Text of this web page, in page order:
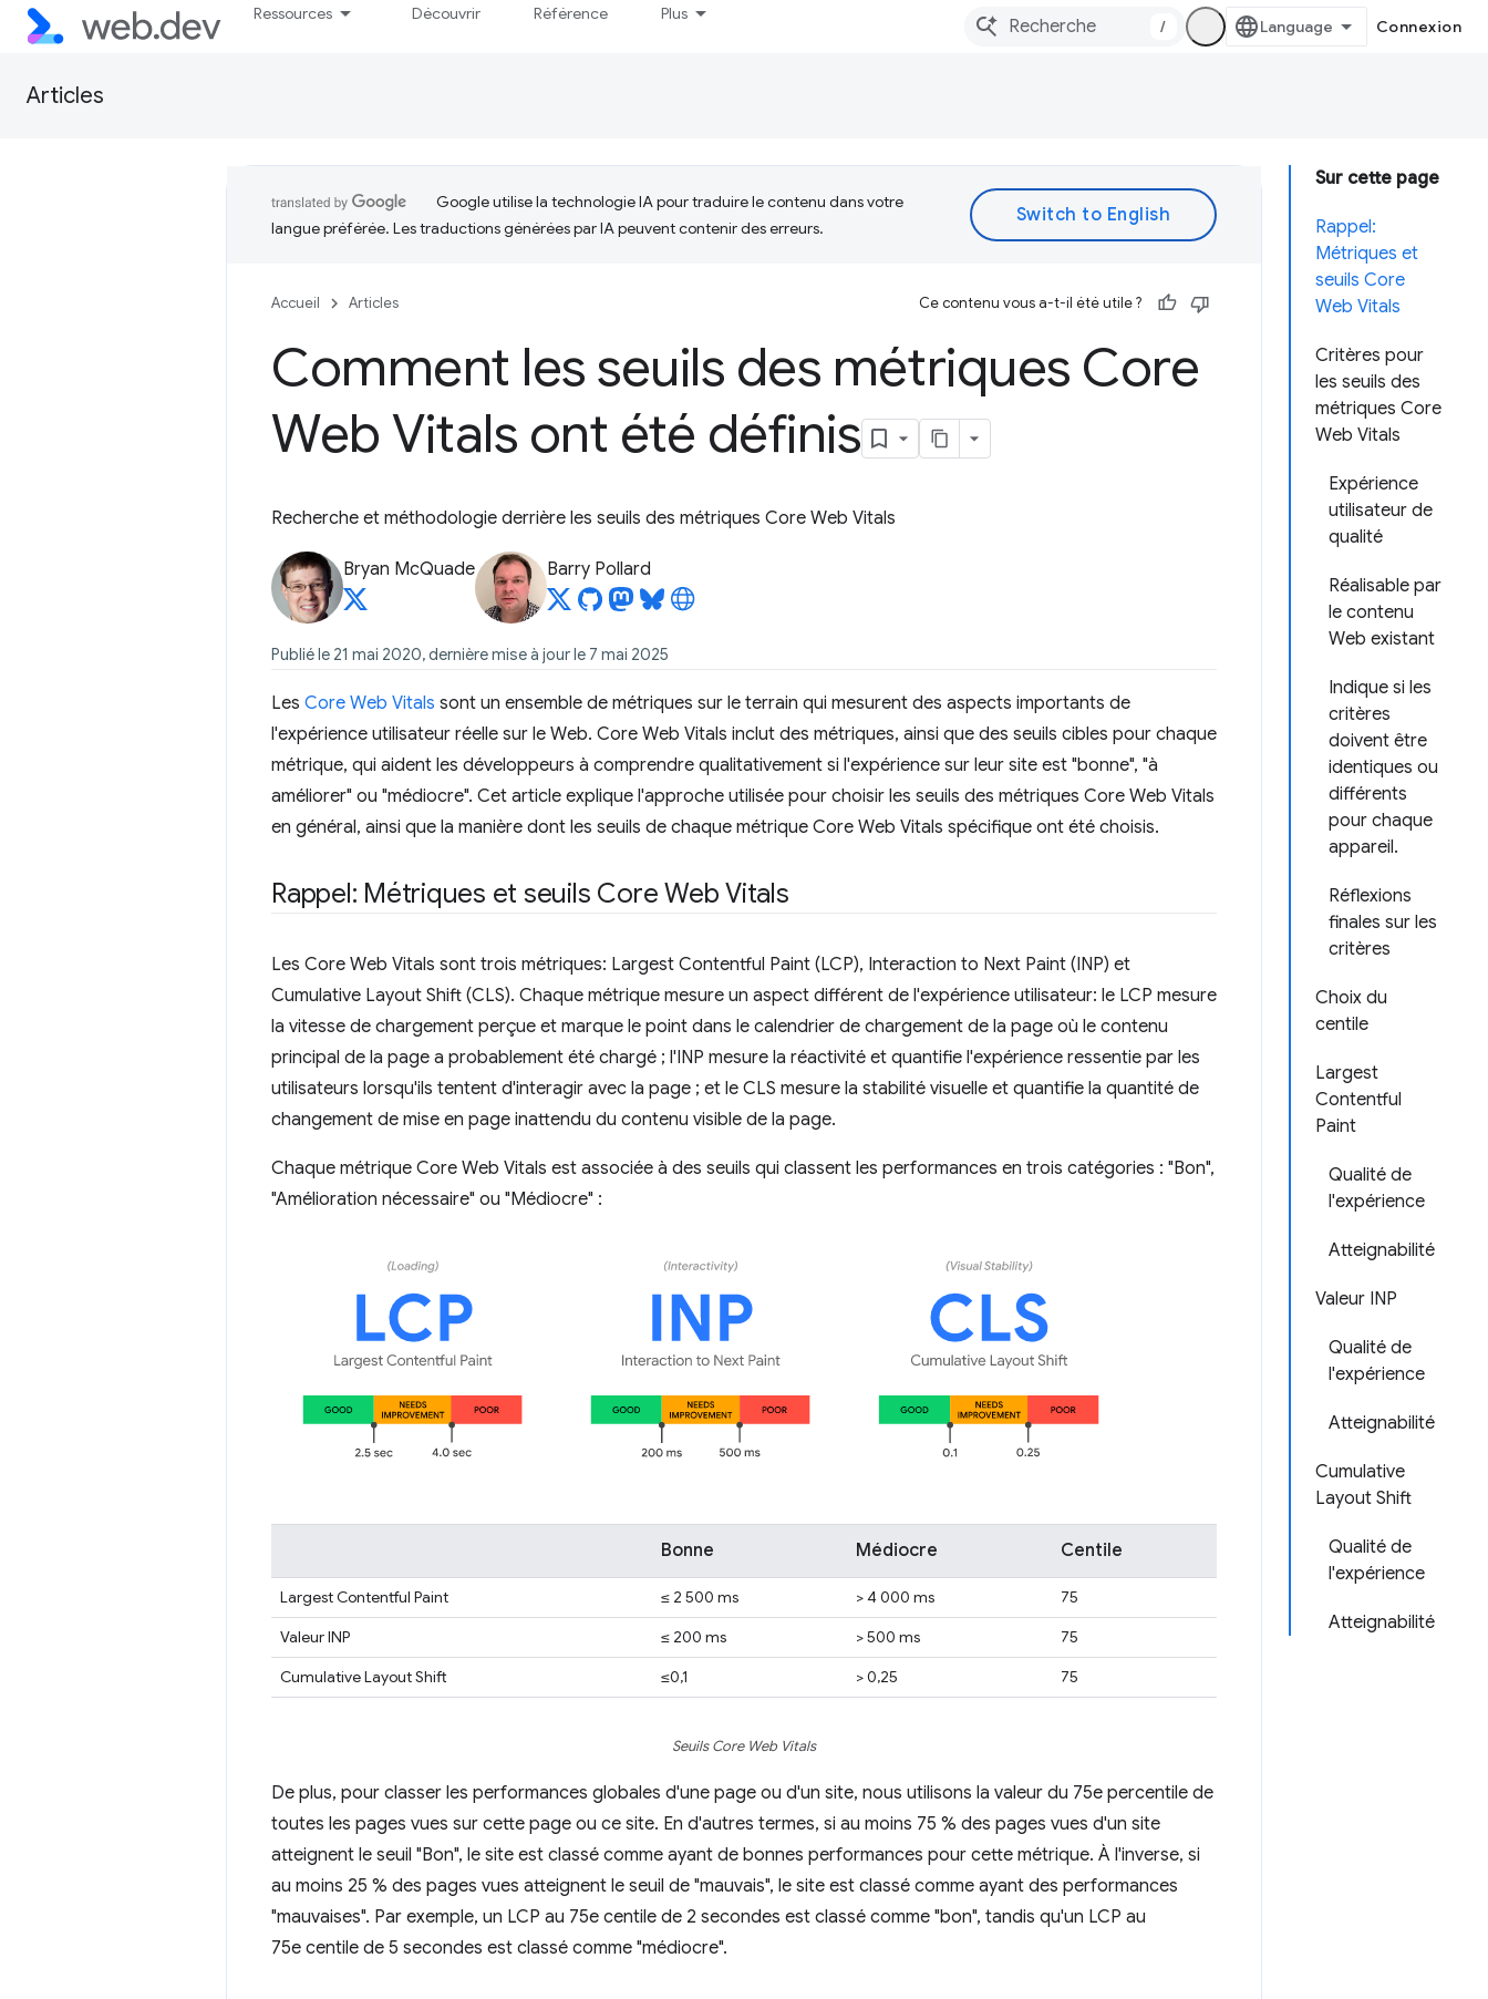
Ressources Découvrir Référence Plus
/ Connexion
Articles
Sur cette page
Rappel:
Métriques et
seuils Core
Web Vitals
Critères pour
les seuils des
métriques Core
Web Vitals
Expérience
utilisateur de
qualité
Réalisable par
le contenu
Web existant
Indique si les
critères
doivent être
identiques ou
différents
pour chaque
appareil.
Réflexions
finales sur les
critères
Choix du
centile
Largest
Contentful
Paint
Qualité de
l'expérience
Atteignabilité
Valeur INP
Qualité de
l'expérience
Atteignabilité
Cumulative
Layout Shift
Qualité de
l'expérience
Atteignabilité
Google utilise la technologie IA pour traduire le contenu dans votre
langue préférée. Les traductions générées par IA peuvent contenir des erreurs.
Accueil Articles Ce contenu vous a-t-il été utile ?
Comment les seuils des métriques Core
Web Vitals ont été définis
Recherche et méthodologie derrière les seuils des métriques Core Web Vitals
Bryan McQuade Barry Pollard
Publié le 21 mai 2020, dernière mise à jour le 7 mai 2025
Les Core Web Vitals sont un ensemble de métriques sur le terrain qui mesurent des aspects importants de
l'expérience utilisateur réelle sur le Web. Core Web Vitals inclut des métriques, ainsi que des seuils cibles pour chaque
métrique, qui aident les développeurs à comprendre qualitativement si l'expérience sur leur site est "bonne", "à
améliorer" ou "médiocre". Cet article explique l'approche utilisée pour choisir les seuils des métriques Core Web Vitals
en général, ainsi que la manière dont les seuils de chaque métrique Core Web Vitals spécifique ont été choisis.
Rappel: Métriques et seuils Core Web Vitals
Les Core Web Vitals sont trois métriques: Largest Contentful Paint (LCP), Interaction to Next Paint (INP) et
Cumulative Layout Shift (CLS). Chaque métrique mesure un aspect différent de l'expérience utilisateur: le LCP mesure
la vitesse de chargement perçue et marque le point dans le calendrier de chargement de la page où le contenu
principal de la page a probablement été chargé ; l'INP mesure la réactivité et quantifie l'expérience ressentie par les
utilisateurs lorsqu'ils tentent d'interagir avec la page ; et le CLS mesure la stabilité visuelle et quantifie la quantité de
changement de mise en page inattendu du contenu visible de la page.
Chaque métrique Core Web Vitals est associée à des seuils qui classent les performances en trois catégories : "Bon",
"Amélioration nécessaire" ou "Médiocre" :
Bonne Médiocre Centile
Largest Contentful Paint ≤ 2 500 ms > 4 000 ms
75
Valeur INP
≤ 200 ms > 500 ms
75
Cumulative Layout Shift
≤0,1 > 0,25 75
Seuils Core Web Vitals
De plus, pour classer les performances globales d'une page ou d'un site, nous utilisons la valeur du 75e percentile de
toutes les pages vues sur cette page ou ce site. En d'autres termes, si au moins 75 % des pages vues d'un site
atteignent le seuil "Bon", le site est classé comme ayant de bonnes performances pour cette métrique. À l'inverse, si
au moins 25 % des pages vues atteignent le seuil de "mauvais", le site est classé comme ayant des performances
"mauvaises". Par exemple, un LCP au 75e centile de 2 secondes est classé comme "bon", tandis qu'un LCP au
75e centile de 5 secondes est classé comme "médiocre".